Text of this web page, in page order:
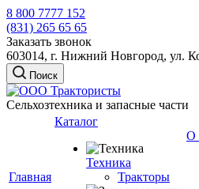
8 800 7777 152
(831) 265 65 65
Заказать звонок
603014, г. Нижний Новгород, ул.
Поиск
Сельхозтехника и запасные части
Главная
Каталог
Техника
Тракторы
О